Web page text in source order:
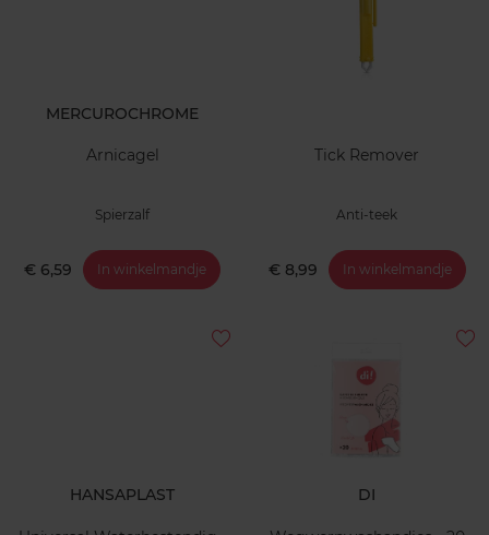
MERCUROCHROME
Arnicagel
Spierzalf
€ 6,59 In winkelmandje
Tick Remover
Anti-teek
€ 8,99 In winkelmandje
HANSAPLAST DI